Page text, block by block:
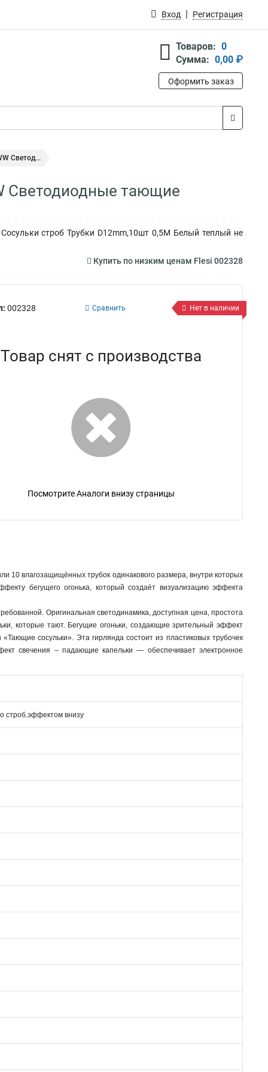
Вход Регистрация
Товаров: 0
Сумма: 0,00 ₽
Оформить заказ
Светод...
Светодиодные тающие
строб Трубки D12mm,10шт 0,5М Белый теплый не
Купить по низким ценам Flesi 002328
002328 Сравнить Нет в наличии
Товар снят с производства
Посмотрите Аналоги внизу страницы
10 влагозащищённых трубок одинакового размера, внутри которых
бегущего огонька, который создаёт визуализацию эффекта
Оригинальная светодинамика, доступная цена, простота
которые тают. Бегущие огоньки, создающие зрительный эффект
сосульки». Эта гирлянда состоит из пластиковых трубочек
свечения – падающие капельки — обеспечивает электронное
строб.эффектом внизу